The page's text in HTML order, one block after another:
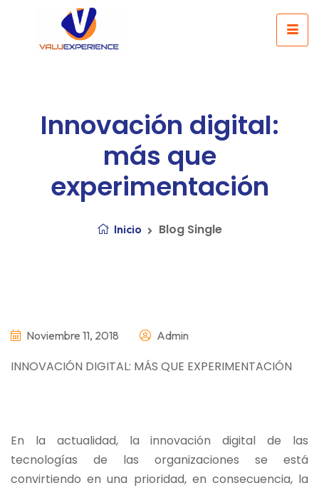
Innovación digital:
más que
experimentación
Inicio Blog Single
Noviembre 11, 2018 Admin
INNOVACIÓN DIGITAL: MÁS QUE EXPERIMENTACIÓN
En la actualidad, la innovación digital de las
tecnologías de las organizaciones se está
convirtiendo en una prioridad, en consecuencia, la